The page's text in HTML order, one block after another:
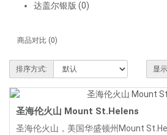
达盖尔银版 (0)
商品对比 (0)
排序方式: 显
圣海伦火山 Mount St.Helens
圣海伦火山，美国华盛顿州Mount